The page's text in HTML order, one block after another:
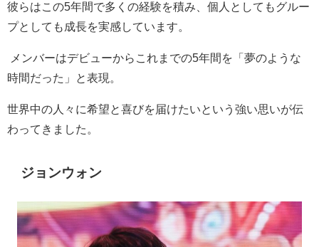
彼らはこの5年間で多くの経験を積み、個人としてもグルー
プとしても成長を実感しています。
メンバーはデビューからこれまでの5年間を「夢のような
時間だった」と表現。
世界中の人々に希望と喜びを届けたいという強い思いが伝
わってきました。
ジョンウォン